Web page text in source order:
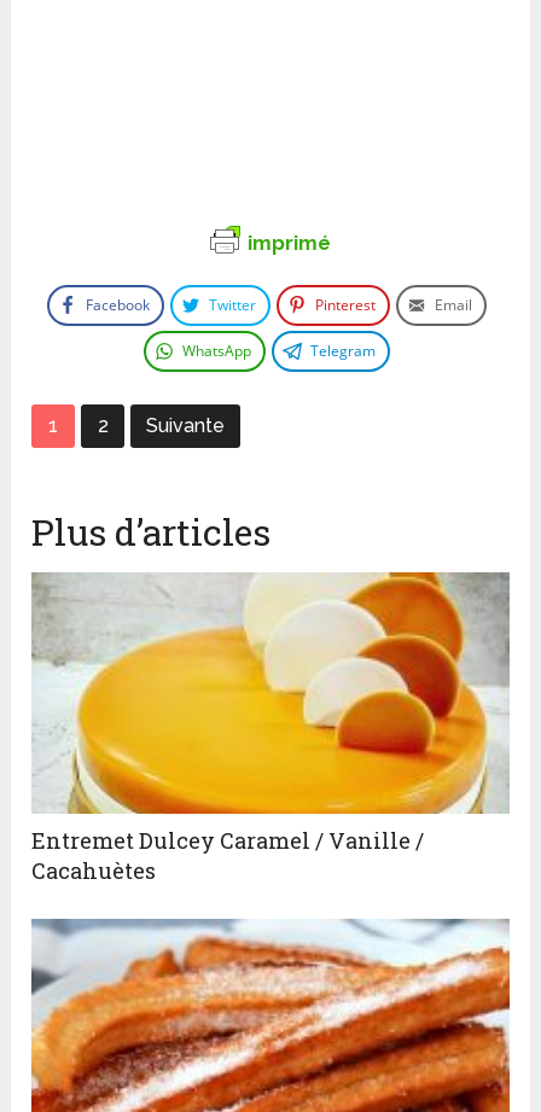
imprimé
Facebook Twitter Pinterest Email
WhatsApp Telegram
1 2 Suivante
Plus d’articles
Entremet Dulcey Caramel / Vanille /
Cacahuètes